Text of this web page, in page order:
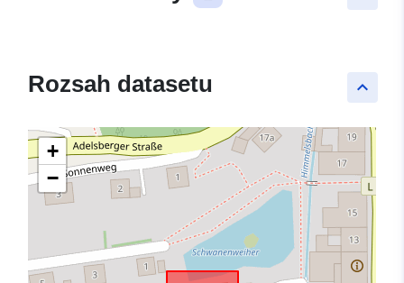
keyboard_arrow_up
Rozsah datasetu
+
−